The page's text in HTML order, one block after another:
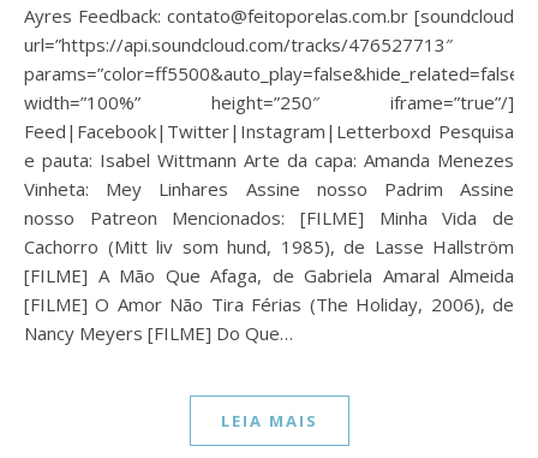
Ayres Feedback: contato@feitoporelas.com.br [soundcloud
url=”https://api.soundcloud.com/tracks/476527713″
width=”100%” height=”250″ iframe=”true”/]
Feed|Facebook|Twitter|Instagram|Letterboxd Pesquisa
e pauta: Isabel Wittmann Arte da capa: Amanda Menezes
Vinheta: Mey Linhares Assine nosso Padrim Assine
nosso Patreon Mencionados: [FILME] Minha Vida de
Cachorro (Mitt liv som hund, 1985), de Lasse Hallström
[FILME] A Mão Que Afaga, de Gabriela Amaral Almeida
[FILME] O Amor Não Tira Férias (The Holiday, 2006), de
Nancy Meyers [FILME] Do Que…
LEIA MAIS